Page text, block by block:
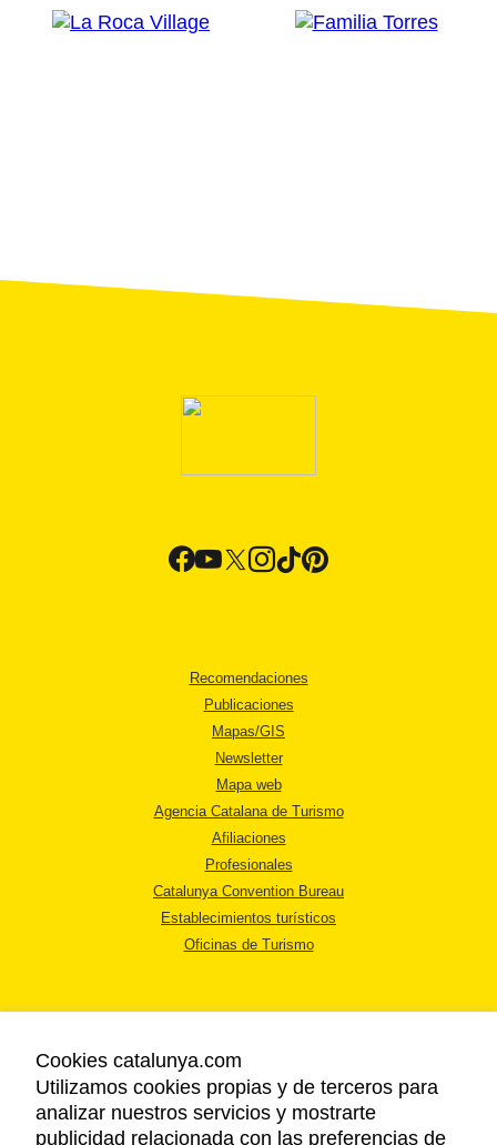
Recomendaciones
Publicaciones
Mapas/GIS
Newsletter
Mapa web
Agencia Catalana de Turismo
Afiliaciones
Profesionales
Catalunya Convention Bureau
Establecimientos turísticos
Oficinas de Turismo
AVISO LEGAL
POLÍTICA DE PRIVACIDAD
Cookies catalunya.com
Utilizamos cookies propias y de terceros para
analizar nuestros servicios y mostrarte
publicidad relacionada con las preferencias de